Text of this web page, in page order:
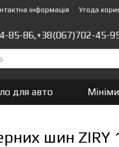
інформація Угода
85-86,+38(067)702-45-
для авто
шин ZIRY